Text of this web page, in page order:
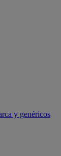
y genéricos